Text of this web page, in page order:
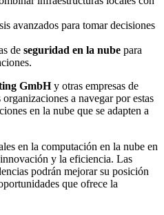
avanzados para tomar decisiones
de seguridad en la nube para
GmbHy otras empresas de
a navegar por estas
en la nube que se adapten a
en la computación en la nube en
y la eficiencia. Las
podrán mejorar su posición
que ofrece la